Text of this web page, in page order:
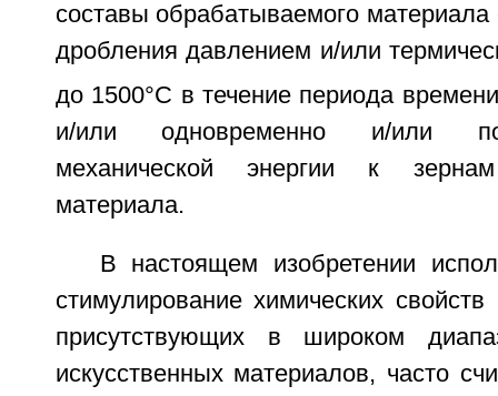
составы обрабатываемого
дробления давлением и/или
до 1500°C в течение периода
и/или одновременно и/или
механической энергии к
материала.
В настоящем изобретении
стимулирование химических
присутствующих в широком
искусственных материалов, часто